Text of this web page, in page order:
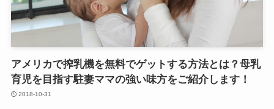
アメリカで搾乳機を無料でゲットする方法とは？母乳
育児を目指す駐妻ママの強い味方をご紹介します！
2018-10-31